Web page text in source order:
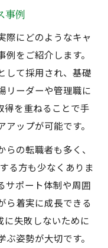
事例
際にどのようなキャ
をご紹介します。
して採用され、基礎
リーダーや管理職に
得を重ねることで手
ップが可能です。
の転職者も多く、
る方も少なくありま
サポート体制や周囲
ら着実に成長できる
に失敗しないために
姿勢が大切です。